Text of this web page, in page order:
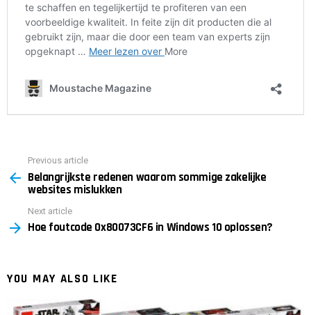
more
Previous article
Belangrijkste redenen waarom sommige zakelijke
websites mislukken
Next article
Hoe foutcode 0x80073CF6 in Windows 10 oplossen?
YOU MAY ALSO LIKE